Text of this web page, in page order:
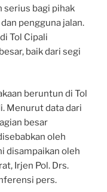
serius bagi pihak
pengguna jalan.
Tol Cipali
baik dari segi
beruntun di Tol
Menurut data dari
besar
oleh
disampaikan oleh
Irjen Pol. Drs.
pers.